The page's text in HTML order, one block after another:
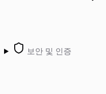
보안 및 인증